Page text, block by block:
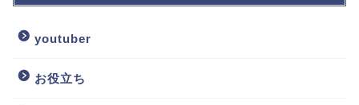
youtuber
お役立ち